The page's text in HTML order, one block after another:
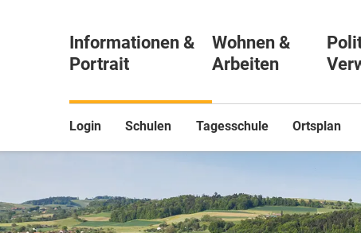
Login Schulen Tagesschule Ortsplan
Informationen &
Portrait
Wohnen &
Arbeiten